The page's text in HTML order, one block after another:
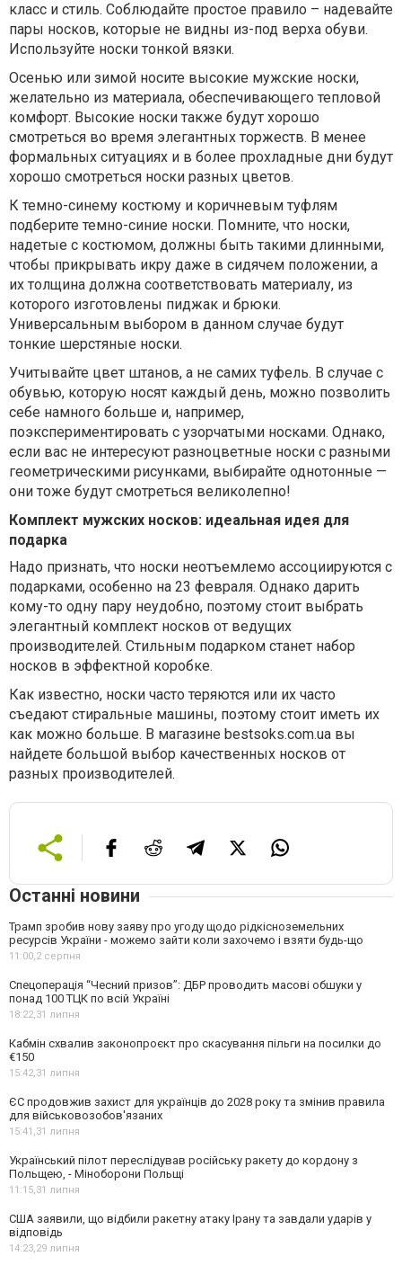
класс и стиль. Соблюдайте простое правило – надевайте
пары носков, которые не видны из-под верха обуви.
Используйте носки тонкой вязки.
Осенью или зимой носите высокие мужские носки,
желательно из материала, обеспечивающего тепловой
комфорт. Высокие носки также будут хорошо
смотреться во время элегантных торжеств. В менее
формальных ситуациях и в более прохладные дни будут
хорошо смотреться носки разных цветов.
К темно-синему костюму и коричневым туфлям
подберите темно-синие носки. Помните, что носки,
надетые с костюмом, должны быть такими длинными,
чтобы прикрывать икру даже в сидячем положении, а
их толщина должна соответствовать материалу, из
которого изготовлены пиджак и брюки.
Универсальным выбором в данном случае будут
тонкие шерстяные носки.
Учитывайте цвет штанов, а не самих туфель. В случае с
обувью, которую носят каждый день, можно позволить
себе намного больше и, например,
поэкспериментировать с узорчатыми носками. Однако,
если вас не интересуют разноцветные носки с разными
геометрическими рисунками, выбирайте однотонные —
они тоже будут смотреться великолепно!
Комплект мужских носков: идеальная идея для
подарка
Надо признать, что носки неотъемлемо ассоциируются с
подарками, особенно на 23 февраля. Однако дарить
кому-то одну пару неудобно, поэтому стоит выбрать
элегантный комплект носков от ведущих
производителей. Стильным подарком станет набор
носков в эффектной коробке.
Как известно, носки часто теряются или их часто
съедают стиральные машины, поэтому стоит иметь их
как можно больше. В магазине bestsoks.com.ua вы
найдете большой выбор качественных носков от
разных производителей.
Останні новини
Трамп зробив нову заяву про угоду щодо рідкісноземельних
ресурсів України - можемо зайти коли захочемо і взяти будь-що
11:00,2 серпня
Спецоперація “Чесний призов”: ДБР проводить масові обшуки у
понад 100 ТЦК по всій Україні
18:22,31 липня
Кабмін схвалив законопроєкт про скасування пільги на посилки до
€150
15:42,31 липня
ЄС продовжив захист для українців до 2028 року та змінив правила
для військовозобов'язаних
15:41,31 липня
Український пілот переслідував російську ракету до кордону з
Польщею, - Міноборони Польщі
11:15,31 липня
США заявили, що відбили ракетну атаку Ірану та завдали ударів у
відповідь
14:23,29 липня